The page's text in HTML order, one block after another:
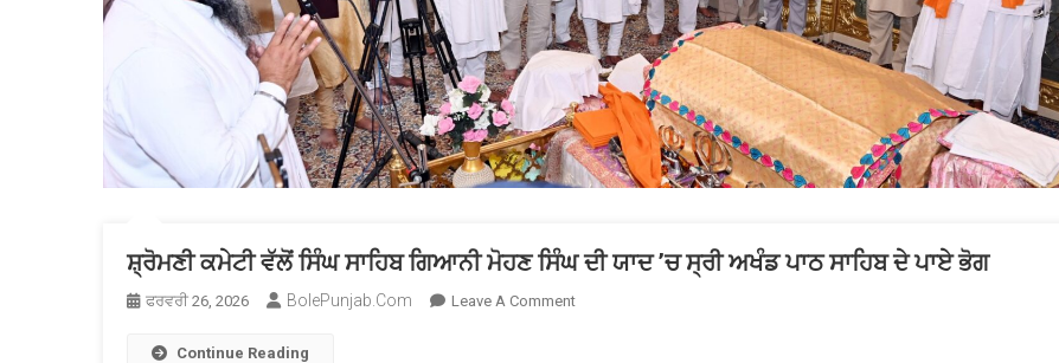
ਸ਼੍ਰੋਮਣੀ ਕਮੇਟੀ ਵੱਲੋਂ ਸਿੰਘ ਸਾਹਿਬ ਗਿਆਨੀ ਮੋਹਣ ਸਿੰਘ ਦੀ ਯਾਦ ’ਚ ਸ੍ਰੀ ਅਖੰਡ ਪਾਠ ਸਾਹਿਬ ਦੇ ਪਾਏ ਭੋਗ
ਫਰਵਰੀ 26, 2026 BolePunjab.com Leave A CommentOn
Continue Reading